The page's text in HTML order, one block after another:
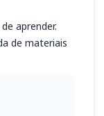
aprender.
de materiais